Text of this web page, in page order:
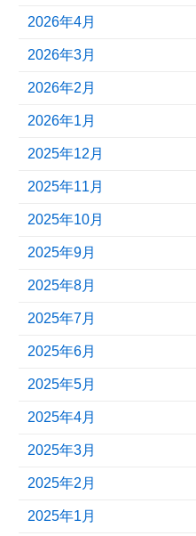
2026年4月
2026年3月
2026年2月
2026年1月
2025年12月
2025年11月
2025年10月
2025年9月
2025年8月
2025年7月
2025年6月
2025年5月
2025年4月
2025年3月
2025年2月
2025年1月